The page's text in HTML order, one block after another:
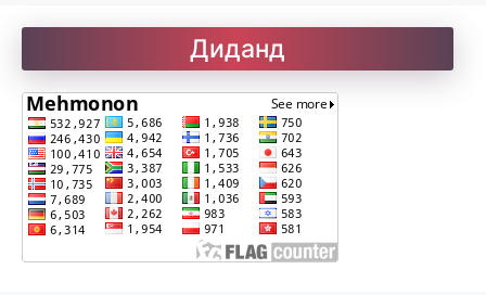
Рефератҳо-2
Рубоиёти Хайём
Саъдӣ. Гулистон
Диданд